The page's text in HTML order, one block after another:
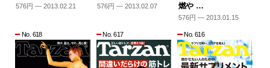
576円 — 2013.02.21 576円 — 2013.02.07
燃や …
576円 — 2013.01.15
No. 618 No. 617 No. 616